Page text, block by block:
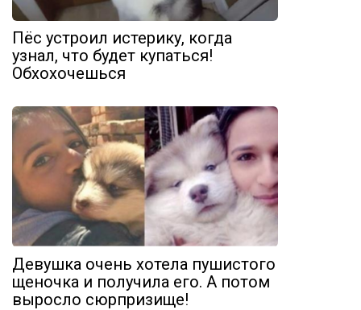
Пёс устроил истерику, когда
узнал, что будет купаться!
Обхохочешься
Девушка очень хотела пушистого
щеночка и получила его. А потом
выросло сюрпризище!